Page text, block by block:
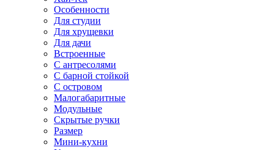
Особенности
Для студии
Для хрущевки
Для дачи
Встроенные
С антресолями
С барной стойкой
С островом
Малогабаритные
Модульные
Скрытые ручки
Размер
Мини-кухни